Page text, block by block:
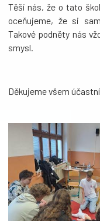
Těší nás, že o tato
oceňujeme, že si
Takové podněty nás
smysl.
Děkujeme všem